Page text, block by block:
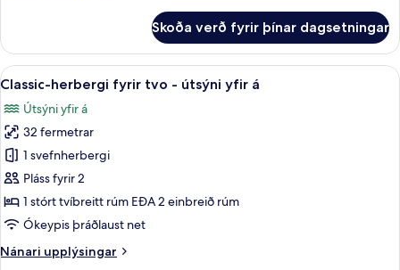
herbergi
fyrir
tvo
Skoða verð fyrir þínar dagsetningar
Skoða
allar
myndir
fyrir
Classic-
herbergi
fyrir
tvo
útsýni
Öryggishólf í herbergi, straujárn/
4
Classic-herbergi fyrir tvo - útsýni yfir á
Útsýni yfir á
32 fermetrar
1 svefnherbergi
Pláss fyrir 2
1 stórt tvíbreitt rúm EÐA 2 einbreið rúm
Ókeypis þráðlaust net
Nánari upplýsingar
Nánari